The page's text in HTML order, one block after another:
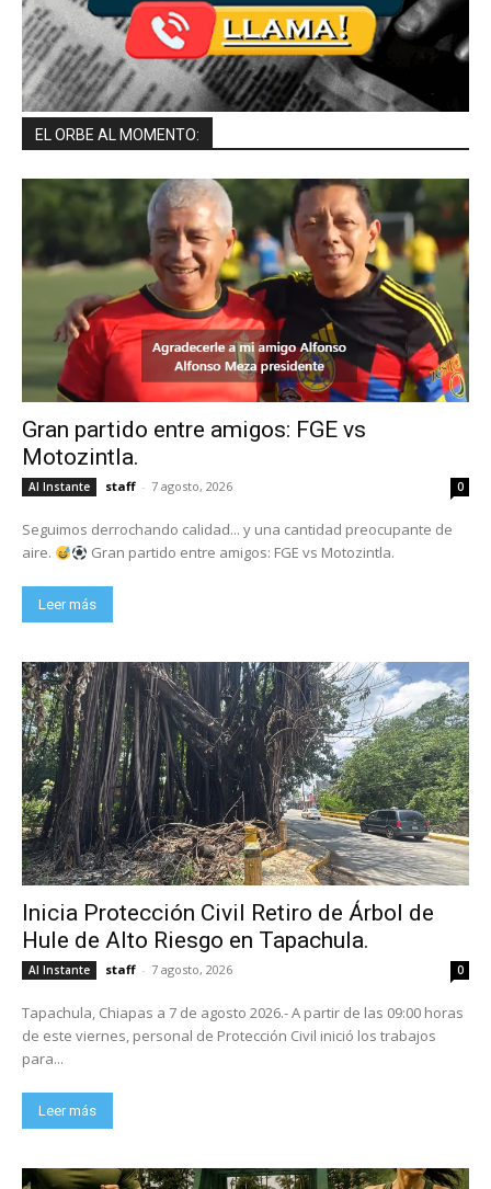
EL ORBE AL MOMENTO:
Gran partido entre amigos: FGE vs
Motozintla.
Al Instante staff - 7 agosto, 2026 0
Seguimos derrochando calidad... y una cantidad preocupante de
aire.
Gran partido entre amigos: FGE vs Motozintla.
Leer más
Inicia Protección Civil Retiro de Árbol de
Hule de Alto Riesgo en Tapachula.
Al Instante staff - 7 agosto, 2026 0
Tapachula, Chiapas a 7 de agosto 2026.- A partir de las 09:00 horas
de este viernes, personal de Protección Civil inició los trabajos
para...
Leer más